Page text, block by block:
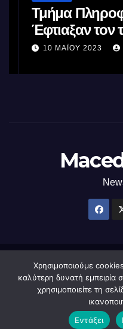
Τμήμα
Έφτιαξαν τον
επεξεργαστή
10 ΜΑΪ́ΟΥ 2023
Δημιουργήθηκε από το
Θέμα:
macedonianet
Χρησιμοποιούμε
καλύτερη δυνατή εμπειρία
χρησιμοποιείτε τη
Εντάξει